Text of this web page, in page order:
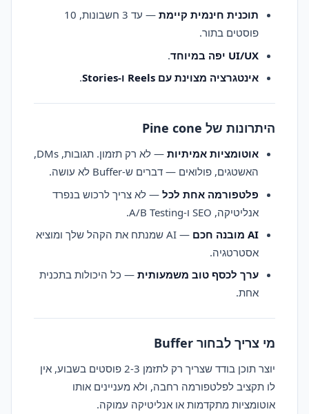
תוכנית חינמית קיימת
— עד 3 חשבונות, 10
פוסטים בתור.
UI/UX יפה במיוחד
.
אינטגרציה מצוינת עם Reels ו-Stories
.
היתרונות של Pine cone
אוטומציות אמיתיות
— לא רק תזמון. תגובות, DMs,
האשטגים, פולואים — דברים ש-Buffer לא עושה.
פלטפורמה אחת לכל — לא צריך לרכוש בנפרד
אנליטיקה, SEO ו-A/B Testing.
AI מובנה חכם
— AI שמנתח את הקהל שלך ומוציא
אסטרטגיה.
ערך לכסף טוב משמעותית — כל היכולות בתכנית
אחת.
מי צריך לבחור Buffer
יוצר תוכן בודד שצריך רק לתזמן 2-3 פוסטים בשבוע, אין
לו תקציב לפלטפורמה רחבה, ולא מעניינים אותו
אוטומציות מתקדמות או אנליטיקה עמוקה.